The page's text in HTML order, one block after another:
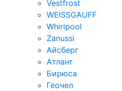
Vestfrost
WEISSGAUFF
Whirlpool
Zanussi
Айсберг
Атлант
Бирюса
Геочел